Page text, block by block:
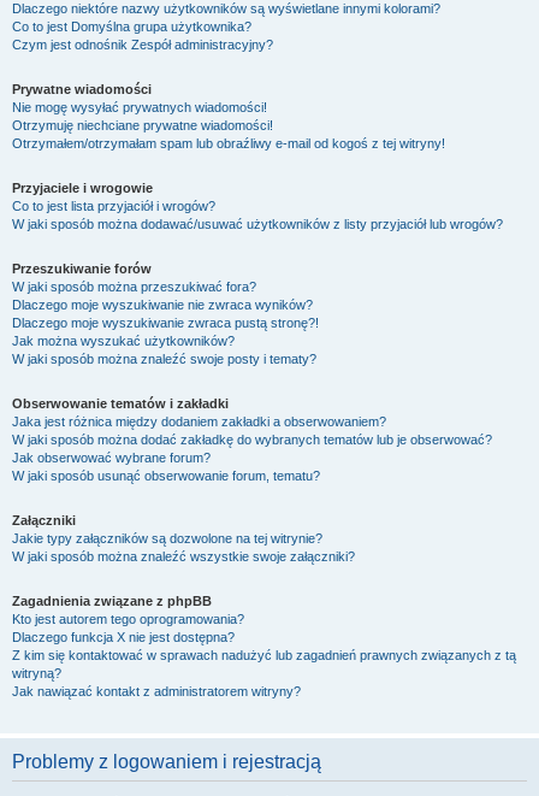
Dlaczego niektóre nazwy użytkowników są wyświetlane innymi kolorami?
Co to jest Domyślna grupa użytkownika?
Czym jest odnośnik Zespół administracyjny?
Prywatne wiadomości
Nie mogę wysyłać prywatnych wiadomości!
Otrzymuję niechciane prywatne wiadomości!
Otrzymałem/otrzymałam spam lub obraźliwy e-mail od kogoś z tej witryny!
Przyjaciele i wrogowie
Co to jest lista przyjaciół i wrogów?
W jaki sposób można dodawać/usuwać użytkowników z listy przyjaciół lub wrogów?
Przeszukiwanie forów
W jaki sposób można przeszukiwać fora?
Dlaczego moje wyszukiwanie nie zwraca wyników?
Dlaczego moje wyszukiwanie zwraca pustą stronę?!
Jak można wyszukać użytkowników?
W jaki sposób można znaleźć swoje posty i tematy?
Obserwowanie tematów i zakładki
Jaka jest różnica między dodaniem zakładki a obserwowaniem?
W jaki sposób można dodać zakładkę do wybranych tematów lub je obserwować?
Jak obserwować wybrane forum?
W jaki sposób usunąć obserwowanie forum, tematu?
Załączniki
Jakie typy załączników są dozwolone na tej witrynie?
W jaki sposób można znaleźć wszystkie swoje załączniki?
Zagadnienia związane z phpBB
Kto jest autorem tego oprogramowania?
Dlaczego funkcja X nie jest dostępna?
Z kim się kontaktować w sprawach nadużyć lub zagadnień prawnych związanych z tą
witryną?
Jak nawiązać kontakt z administratorem witryny?
Problemy z logowaniem i rejestracją